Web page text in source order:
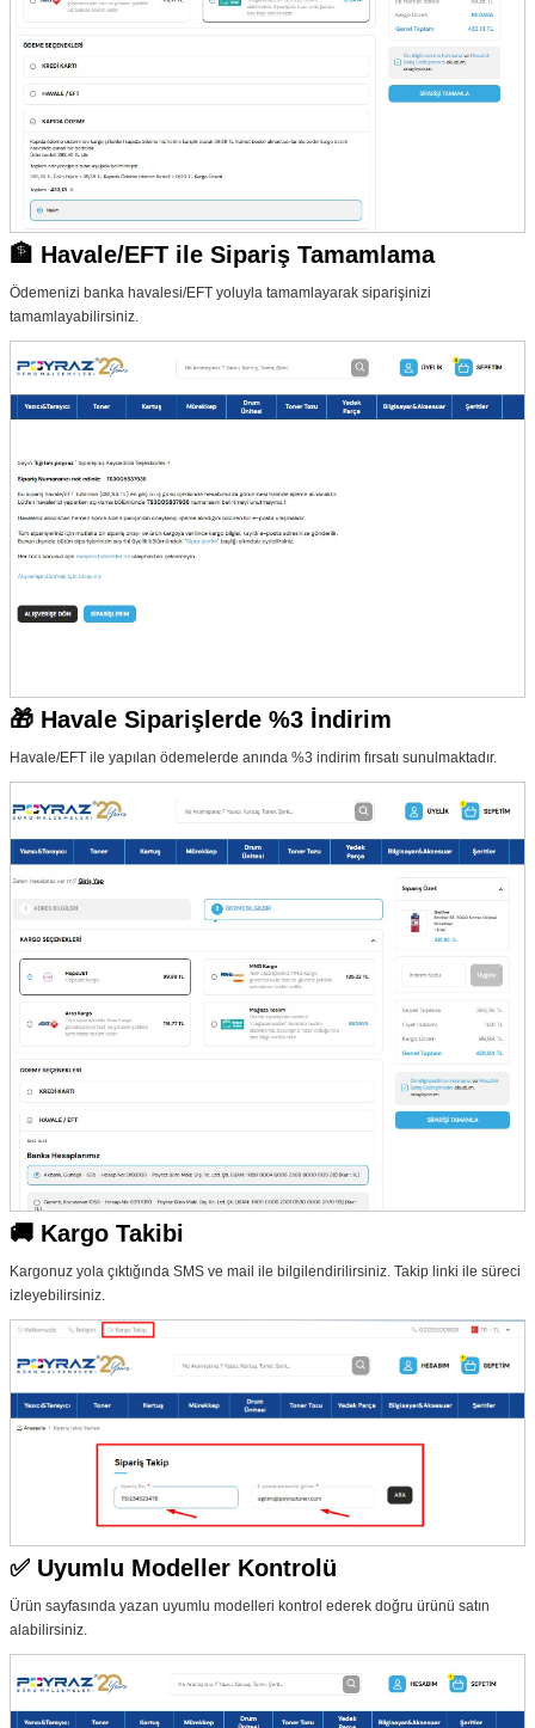
🏦 Havale/EFT ile Sipariş Tamamlama
Ödemenizi banka havalesi/EFT yoluyla tamamlayarak siparişinizi
tamamlayabilirsiniz.
🎁 Havale Siparişlerde %3 İndirim
Havale/EFT ile yapılan ödemelerde anında %3 indirim fırsatı sunulmaktadır.
🚚 Kargo Takibi
Kargonuz yola çıktığında SMS ve mail ile bilgilendirilirsiniz. Takip linki ile süreci
izleyebilirsiniz.
✅ Uyumlu Modeller Kontrolü
Ürün sayfasında yazan uyumlu modelleri kontrol ederek doğru ürünü satın
alabilirsiniz.